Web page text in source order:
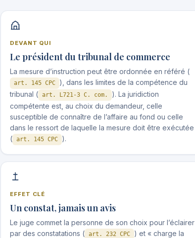
DEVANT QUI
Le président du tribunal de commerce
La mesure d’instruction peut être ordonnée en référé (
art. 145 CPC
), dans les limites de la compétence du
tribunal ( art. L721-3 C. com.
). La juridiction
compétente est, au choix du demandeur, celle
susceptible de connaître de l’affaire au fond ou celle
dans le ressort de laquelle la mesure doit être exécutée
( art. 145 CPC ).
EFFET CLÉ
Un constat, jamais un avis
Le juge commet la personne de son choix pour l’éclairer
par des constatations ( art. 232 CPC
) et « charge la